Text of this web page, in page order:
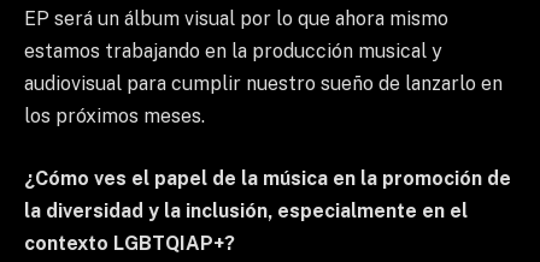
EP será un álbum visual por lo que ahora mismo
estamos trabajando en la producción musical y
audiovisual para cumplir nuestro sueño de lanzarlo en
los próximos meses.
¿Cómo ves el papel de la música en la promoción de
la diversidad y la inclusión, especialmente en el
contexto LGBTQIAP+?